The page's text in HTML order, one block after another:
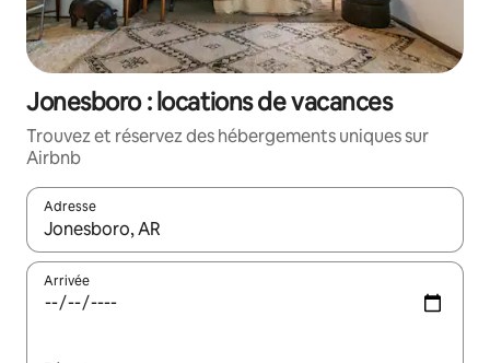
Jonesboro : locations de vacances
Trouvez et réservez des hébergements uniques sur
Airbnb
Adresse
Lorsque les résultats s'affichent, utilisez les flèches vers le
Arrivée